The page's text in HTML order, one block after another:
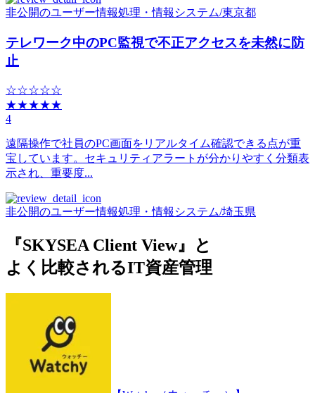
非公開のユーザー情報処理・情報システム/東京都
テレワーク中のPC監視で不正アクセスを未然に防
止
☆☆☆☆☆
★★★★★
4
遠隔操作で社員のPC画面をリアルタイム確認できる点が重
宝しています。セキュリティアラートが分かりやすく分類表
示され、重要度...
非公開のユーザー情報処理・情報システム/埼玉県
『SKYSEA Client View』と
よく比較されるIT資産管理